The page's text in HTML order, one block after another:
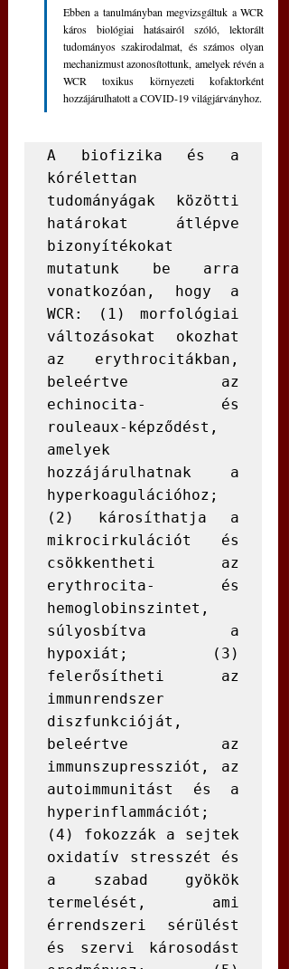
Ebben a tanulmányban megvizsgáltuk a WCR
káros biológiai hatásairól szóló, lektorált
tudományos szakirodalmat, és számos olyan
mechanizmust azonosítottunk, amelyek révén a
WCR toxikus környezeti kofaktorként
hozzájárulhatott a COVID-19 világjárványhoz.
A biofizika és a
kórélettan
tudományágak közötti
határokat átlépve
bizonyítékokat
mutatunk be arra
vonatkozóan, hogy a
WCR: (1) morfológiai
változásokat okozhat
az erythrocitákban,
beleértve az
echinocita- és
rouleaux-képződést,
amelyek
hozzájárulhatnak a
hyperkoagulációhoz;
(2) károsíthatja a
mikrocirkulációt és
csökkentheti az
erythrocita- és
hemoglobinszintet,
súlyosbítva a
hypoxiát; (3)
felerősítheti az
immunrendszer
diszfunkcióját,
beleértve az
immunszupressziót, az
autoimmunitást és a
hyperinflammációt;
(4) fokozzák a sejtek
oxidatív stresszét és
a szabad gyökök
termelését, ami
érrendszeri sérülést
és szervi károsodást